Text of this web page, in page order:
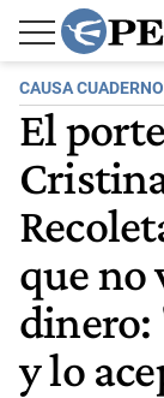
CAUSA
El
que no
y lo